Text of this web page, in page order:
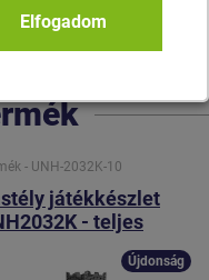
rozsdamentes
- UNH-2032K-10
játékkészlet
- teljes
Újdonság
Elfogadom